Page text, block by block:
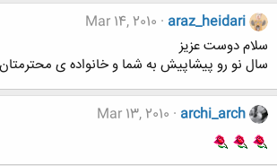
araz_heidari
Mar 14, 2010
سلام دوست عزیز
سال نو رو پیشاپیش به شما و خانواده ی
archi_arch
Mar 13, 2010